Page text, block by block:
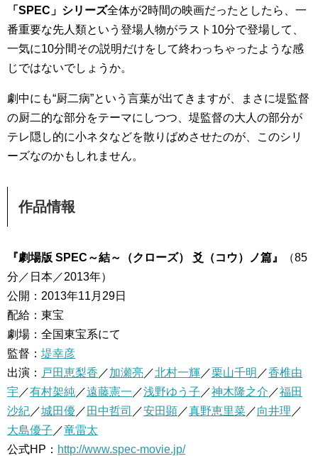
「SPEC」シリーズ全体が2時間の映画だったとしたら、一
番重要な先人類という登場人物がラスト10分で登場して、
一気に10分間その説明だけをして終わっちゃったような感
じではないでしょうか。
劇中にも“厨二病”という言葉が出てきますが、まさに堤監督
の厨二的な部分をテーマにしつつ、堤監督の大人の部分が
テレ隠し的に小ネタなどを散りばめさせたのが、このシリ
ーズなのかもしれません。
作品情報
『劇場版 SPEC～結～（クローズ） 爻（コウ）ノ篇』
（85
分／日本／2013年）
公開：2013年11月29日
配給：東宝
劇場：全国東宝系にて
監督： 堤幸彦
出演： 戸田恵梨香 ／加瀬亮／北村一輝／栗山千明 ／香椎由
宇／有村架純／遠藤憲一 ／浅野ゆう子 ／神木隆之介 ／福田
沙紀／城田優／ 田中哲司 ／安田顕／真野恵里菜／向井理 ／
大島優子 ／竜雷太
公式HP： http://www.spec-movie.jp/